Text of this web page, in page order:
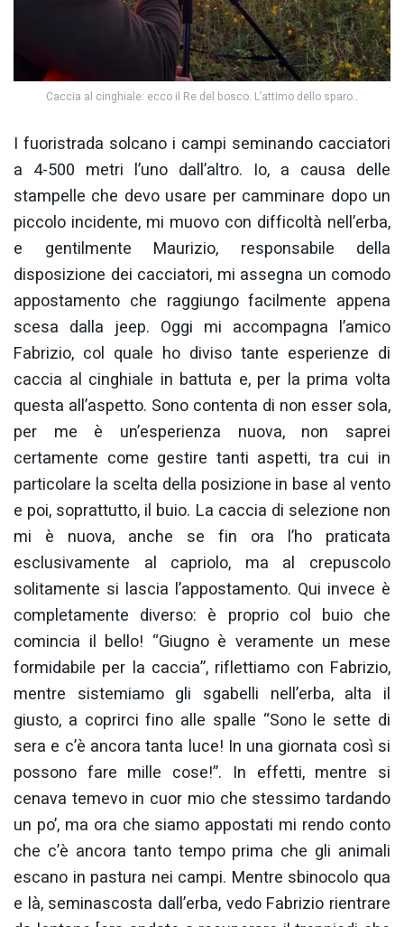
Caccia al cinghiale: ecco il Re del bosco. L’attimo dello sparo..
I fuoristrada solcano i campi seminando cacciatori
a 4-500 metri l’uno dall’altro. Io, a causa delle
stampelle che devo usare per camminare dopo un
piccolo incidente, mi muovo con difficoltà nell’erba,
e gentilmente Maurizio, responsabile della
disposizione dei cacciatori, mi assegna un comodo
appostamento che raggiungo facilmente appena
scesa dalla jeep. Oggi mi accompagna l’amico
Fabrizio, col quale ho diviso tante esperienze di
caccia al cinghiale in battuta e, per la prima volta
questa all’aspetto. Sono contenta di non esser sola,
per me è un’esperienza nuova, non saprei
certamente come gestire tanti aspetti, tra cui in
particolare la scelta della posizione in base al vento
e poi, soprattutto, il buio. La caccia di selezione non
mi è nuova, anche se fin ora l’ho praticata
esclusivamente al capriolo, ma al crepuscolo
solitamente si lascia l’appostamento. Qui invece è
completamente diverso: è proprio col buio che
comincia il bello! “Giugno è veramente un mese
formidabile per la caccia”, riflettiamo con Fabrizio,
mentre sistemiamo gli sgabelli nell’erba, alta il
giusto, a coprirci fino alle spalle “Sono le sette di
sera e c’è ancora tanta luce! In una giornata così si
possono fare mille cose!”. In effetti, mentre si
cenava temevo in cuor mio che stessimo tardando
un po’, ma ora che siamo appostati mi rendo conto
che c’è ancora tanto tempo prima che gli animali
escano in pastura nei campi. Mentre sbinocolo qua
e là, seminascosta dall’erba, vedo Fabrizio rientrare